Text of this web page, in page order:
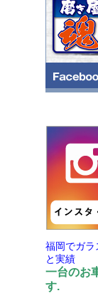
福岡でガラ
と実績
一台のお
す.